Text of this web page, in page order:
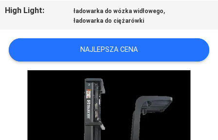
PRYWATNOŚCI
High Light: ładowarka do wózka widłowego,
ładowarka do ciężarówki
NAJLEPSZA CENA